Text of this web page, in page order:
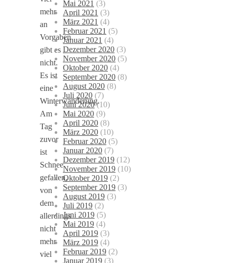
mehr
an
Vorgaben
gibt es
nicht.
Es ist
eine
Winterwanderung.
Am
Tag
zuvor
ist
Schnee
gefallen,
von
dem
allerdings
nicht
mehr
viel
Mai 2021 (3)
April 2021 (3)
März 2021 (4)
Februar 2021 (5)
Januar 2021 (4)
Dezember 2020 (3)
November 2020 (5)
Oktober 2020 (4)
September 2020 (8)
August 2020 (8)
Juli 2020 (7)
Juni 2020(10)
Mai 2020 (9)
April 2020 (8)
März 2020 (10)
Februar 2020 (5)
Januar 2020 (7)
Dezember 2019 (12)
November 2019 (10)
Oktober 2019 (2)
September 2019 (3)
August 2019 (3)
Juli 2019 (2)
Juni 2019 (5)
Mai 2019 (4)
April 2019 (3)
März 2019 (4)
Februar 2019 (2)
Januar 2019 (3)